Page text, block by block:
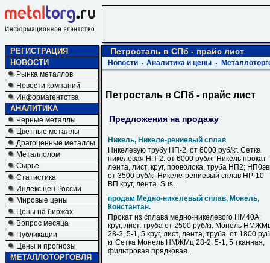
РЕГИСТРАЦИЯ
НОВОСТИ
Рынка металлов
Новости компаний
Информагентства
АНАЛИТИКА
Черные металлы
Цветные металлы
Драгоценные металлы
Металлолом
Сырье
Статистика
Индекс цен России
Мировые цены
Цены на биржах
Вопрос месяца
Публикации
Цены и прогнозы
МЕТАЛЛОТОРГОВЛЯ
Петросталь в СПб - прайс лист
Новости Аналитика и цены
Петросталь в СПб - прайс лист
Предложения на продажу
Никель, Никеле-рениевый сплав
Никелевую трубу НП-2. от 6000 руб/кг. Сетка
никелевая НП-2. от 6000 руб/кг Никель прокат
лента, лист, круг, проволока, труба НП2;
от 3500 руб/кг Никеле-рениевый сплав НР-10
ВП круг, лента. Sus...
продам Медно-никелевый сплав, Монель,
Константан.
Прокат из сплава медно-никелевого НМ40А:
круг, лист, труба от 2500 руб/кг. Монель
28-2, 5-1, 5 круг, лист, лента, труба. от 1800
кг Сетка Монель НМЖМц 28-2, 5-1, 5 тканная,
фильтровая прядковая...